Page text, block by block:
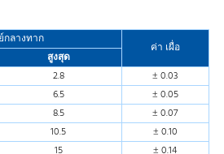
กลางทาก
ค่า เผื่อ
สูงสุด
2.8
± 0.03
6.5
± 0.05
8.5
± 0.07
10.5
± 0.10